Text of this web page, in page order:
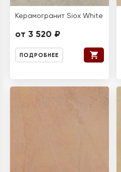
Керамогранит Siox White
от 3 520 ₽
ПОДРОБНЕЕ